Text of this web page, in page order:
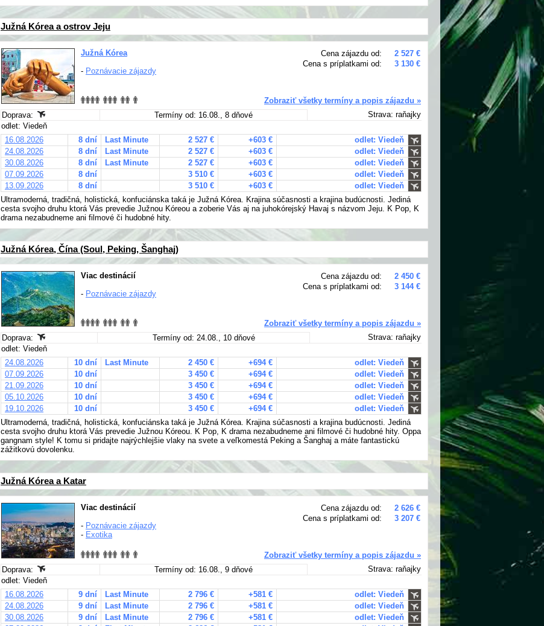
Južná Kórea a ostrov Jeju
Cena zájazdu od:
2 527 €
Cena s príplatkami od:
3 130 €
Južná Kórea
- Poznávacie zájazdy
Zobraziť všetky termíny a popis zájazdu »
Doprava:
Termíny od: 16.08., 8 dňové
Strava: raňajky
odlet: Viedeň
16.08.2026
8 dní Last Minute 2 527 € +603 €
odlet: Viedeň
24.08.2026
8 dní Last Minute 2 527 € +603 €
odlet: Viedeň
30.08.2026
8 dní Last Minute 2 527 € +603 €
odlet: Viedeň
07.09.2026
8 dní 3 510 € +603 €
odlet: Viedeň
13.09.2026
8 dní 3 510 € +603 €
odlet: Viedeň
Ultramoderná, tradičná, holistická, konfuciánska taká je Južná Kórea. Krajina súčasnosti a krajina budúcnosti. Jediná
cesta svojho druhu ktorá Vás prevedie Južnou Kóreou a zoberie Vás aj na juhokórejský Havaj s názvom Jeju. K Pop, K
drama nezabudneme ani filmové či hudobné hity.
Južná Kórea, Čína (Soul, Peking, Šanghaj)
Cena zájazdu od:
2 450 €
Cena s príplatkami od:
3 144 €
Viac destinácií
- Poznávacie zájazdy
Zobraziť všetky termíny a popis zájazdu »
Doprava:
Termíny od: 24.08., 10 dňové
Strava: raňajky
odlet: Viedeň
24.08.2026
10 dní Last Minute 2 450 € +694 €
odlet: Viedeň
07.09.2026
10 dní 3 450 € +694 €
odlet: Viedeň
21.09.2026
10 dní 3 450 € +694 €
odlet: Viedeň
05.10.2026
10 dní 3 450 € +694 €
odlet: Viedeň
19.10.2026
10 dní 3 450 € +694 €
odlet: Viedeň
Ultramoderná, tradičná, holistická, konfuciánska taká je Južná Kórea. Krajina súčasnosti a krajina budúcnosti. Jediná
cesta svojho druhu ktorá Vás prevedie Južnou Kóreou. K Pop, K drama nezabudneme ani filmové či hudobné hity. Oppa
gangnam style! K tomu si pridajte najrýchlejšie vlaky na svete a veľkomestá Peking a Šanghaj a máte fantastickú
zážitkovú dovolenku.
Južná Kórea a Katar
Cena zájazdu od:
2 626 €
Cena s príplatkami od:
3 207 €
Viac destinácií
- Poznávacie zájazdy
- Exotika
Zobraziť všetky termíny a popis zájazdu »
Doprava:
Termíny od: 16.08., 9 dňové
Strava: raňajky
odlet: Viedeň
16.08.2026
9 dní Last Minute 2 796 € +581 €
odlet: Viedeň
24.08.2026
9 dní Last Minute 2 796 € +581 €
odlet: Viedeň
30.08.2026
9 dní Last Minute 2 796 € +581 €
odlet: Viedeň